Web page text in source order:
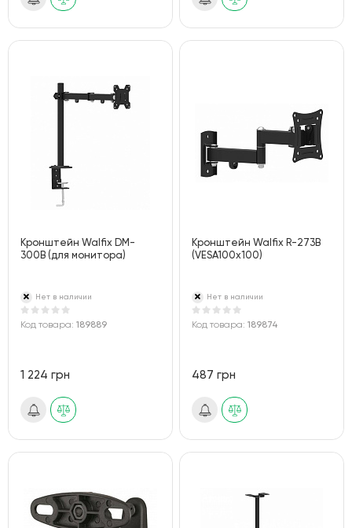
Кронштейн Walfix DM-
300B (для монитора)
Нет в наличии
Код товара: 189889
1 224 грн
Кронштейн Walfix R-273B
(VESA100х100)
Нет в наличии
Код товара:189874
487 грн